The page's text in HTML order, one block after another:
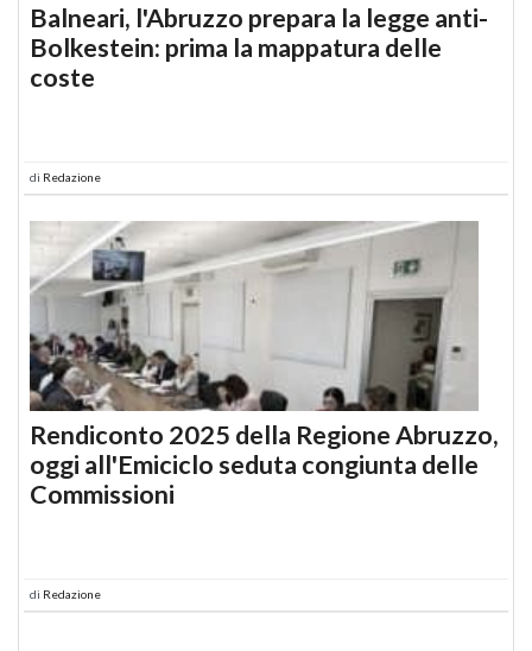
Balneari, l'Abruzzo prepara la legge anti-
Bolkestein: prima la mappatura delle
coste
di Redazione
Rendiconto 2025 della Regione Abruzzo,
oggi all'Emiciclo seduta congiunta delle
Commissioni
di Redazione